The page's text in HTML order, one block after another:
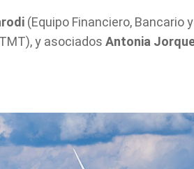
(Equipo Financiero, Bancario
y asociados Antonia